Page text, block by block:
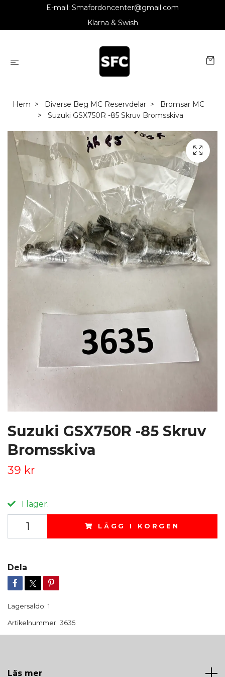
E-mail: Smafordoncenter@gmail.com
Klarna & Swish
Hem Diverse Beg MC Reservdelar
Bromsar MC
Suzuki GSX750R -85 Skruv Bromsskiva
Suzuki GSX750R -85 Skruv
Bromsskiva
39 kr
I lager.
LÄGG I KORGEN
Dela
Lagersaldo: 1
Artikelnummer: 3635
Läs mer